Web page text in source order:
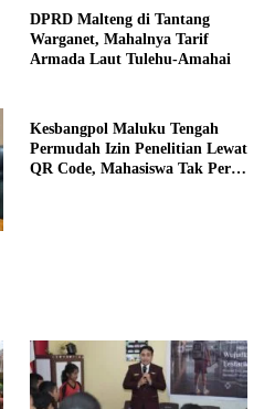
DPRD Malteng di Tantang
Warganet, Mahalnya Tarif
Armada Laut Tulehu-Amahai
Kesbangpol Maluku Tengah
Permudah Izin Penelitian Lewat
QR Code, Mahasiswa Tak Perlu